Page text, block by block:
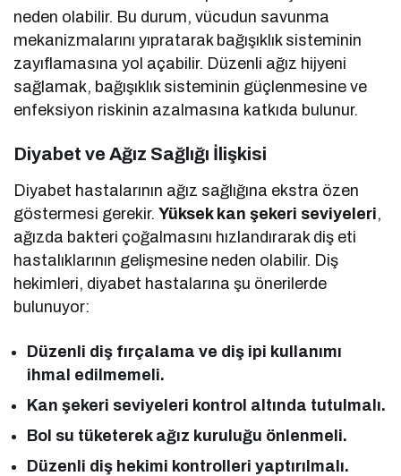
neden olabilir. Bu durum, vücudun savunma
mekanizmalarını yıpratarak bağışıklık sisteminin
zayıflamasına yol açabilir. Düzenli ağız hijyeni
sağlamak, bağışıklık sisteminin güçlenmesine ve
enfeksiyon riskinin azalmasına katkıda bulunur.
Diyabet ve Ağız Sağlığı İlişkisi
Diyabet hastalarının ağız sağlığına ekstra özen
göstermesi gerekir.Yüksek kan şekeri seviyeleri,
ağızda bakteri çoğalmasını hızlandırarak diş eti
hastalıklarının gelişmesine neden olabilir. Diş
hekimleri, diyabet hastalarına şu önerilerde
bulunuyor:
Düzenli diş fırçalama ve diş ipi kullanımı
ihmal edilmemeli.
Kan şekeri seviyeleri kontrol altında tutulmalı.
Bol su tüketerek ağız kuruluğu önlenmeli.
Düzenli diş hekimi kontrolleri yaptırılmalı.